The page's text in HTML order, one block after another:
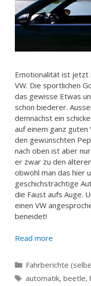
Emotionalität ist jetzt
VW. Die sportlichen
das gewisse Etwas
schon biederer.
demnächst ein
auf einem ganz
den gewünschten
nach oben ist aber
er zwar zu den
obwohl man das hier
geschichsträchtige
die Faust aufs Auge.
einen VW
beneidet!
Read more
Categories
Fahrberichte
Tags
automatik, beetle,